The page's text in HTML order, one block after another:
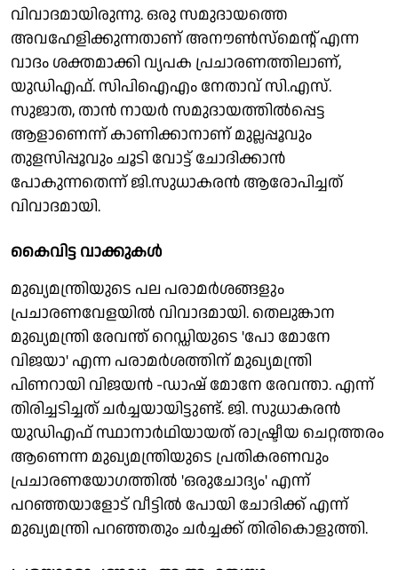
വിവാദമായിരുന്നു. ഒരു സമുദായത്തെ
അവഹേളിക്കുന്നതാണ് അനൗണ്‍സ്‌മെന്റ് എന്ന
വാദം ശക്തമാക്കി വ്യപക പ്രചാരണത്തിലാണ്,
യുഡിഎഫ്. സിപിഐഎം നേതാവ് സി.എസ്.
സുജാത, താന്‍ നായര്‍ സമുദായത്തില്‍പ്പെട്ട
ആളാണെന്ന് കാണിക്കാനാണ് മുല്ലപ്പൂവും
തുളസിപ്പൂവും ചൂടി വോട്ട് ചോദിക്കാന്‍
പോകുന്നതെന്ന് ജി.സുധാകരന്‍ ആരോപിച്ചത്
വിവാദമായി.
കൈവിട്ട വാക്കുകള്‍
മുഖ്യമന്ത്രിയുടെ പല പരാമര്‍ശങ്ങളും
പ്രചാരണവേളയില്‍ വിവാദമായി. തെലുങ്കാന
മുഖ്യമന്ത്രി രേവന്ത് റെഡ്ഡിയുടെ 'പോ മോനേ
വിജയാ' എന്ന പരാമര്‍ശത്തിന് മുഖ്യമന്ത്രി
പിണറായി വിജയന്‍ -ഡാഷ് മോനേ രേവന്താ. എന്ന്
തിരിച്ചടിച്ചത് ചര്‍ച്ചയായിട്ടുണ്ട്. ജി. സുധാകരന്‍
യുഡിഎഫ് സ്ഥാനാര്‍ഥിയായത് രാഷ്ട്രീയ ചെറ്റത്തരം
ആണെന്ന മുഖ്യമന്ത്രിയുടെ പ്രതികരണവും
പ്രചാരണയോഗത്തില്‍ 'ഒരുചോദ്യം' എന്ന്
പറഞ്ഞയാളോട് വീട്ടില്‍ പോയി ചോദിക്ക് എന്ന്
മുഖ്യമന്ത്രി പറഞ്ഞതും ചര്‍ച്ചക്ക് തിരികൊളുത്തി.